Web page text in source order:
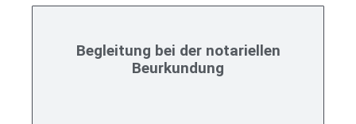
Begleitung bei der notariellen
Beurkundung